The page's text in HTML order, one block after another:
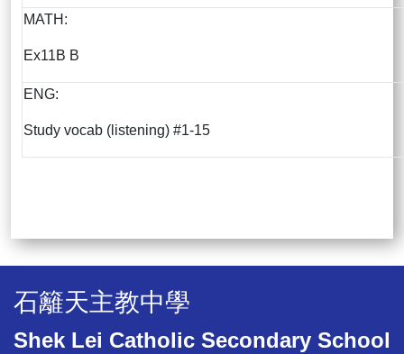
MATH:
Ex11B B
ENG:
Study vocab (listening) #1-15
石籬天主教中學
Shek Lei Catholic Secondary School